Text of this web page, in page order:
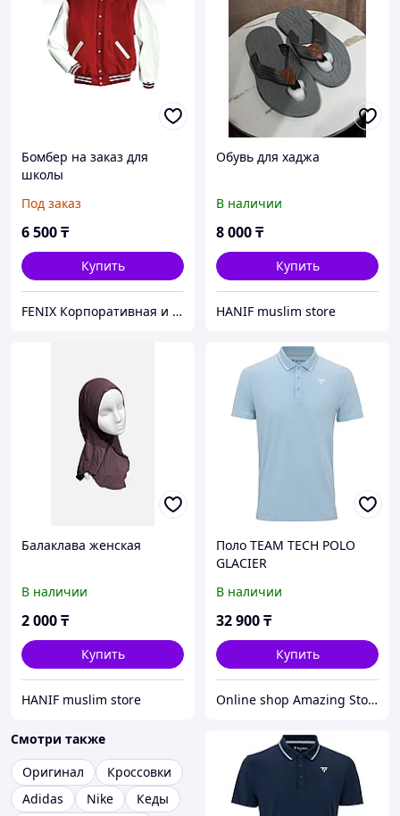
Бомбер на заказ для
школы
Под заказ
6 500₸
Купить
FENIX Корпоративная и школьная форма
Обувь для хаджа
В наличии
8 000₸
Купить
HANIF muslim store
Балаклава женская
В наличии
2 000₸
Купить
HANIF muslim store
Поло TEAM TECH POLO
GLACIER
В наличии
32 900₸
Купить
Online shop Amazing Store
Смотри также
Оригинал
Кроссовки
Adidas
Nike
Кеды